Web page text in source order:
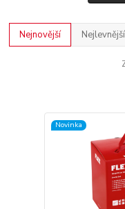
Nejnovější Nejlevnější
Novinka